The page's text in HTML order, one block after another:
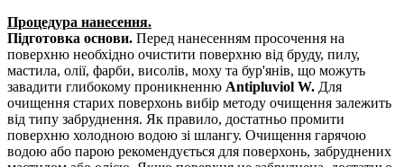
Процедура нанесення.
Підготовка основи. Перед нанесенням просочення на
поверхню необхідно очистити поверхню від бруду, пилу,
мастила, олії, фарби, висолів, моху та бур'янів, що можуть
завадити глибокому проникненню Antipluviol W. Для
очищення старих поверхонь вибір методу очищення залежить
від типу забруднення. Як правило, достатньо промити
поверхню холодною водою зі шлангу. Очищення гарячою
водою або парою рекомендується для поверхонь, забруднених